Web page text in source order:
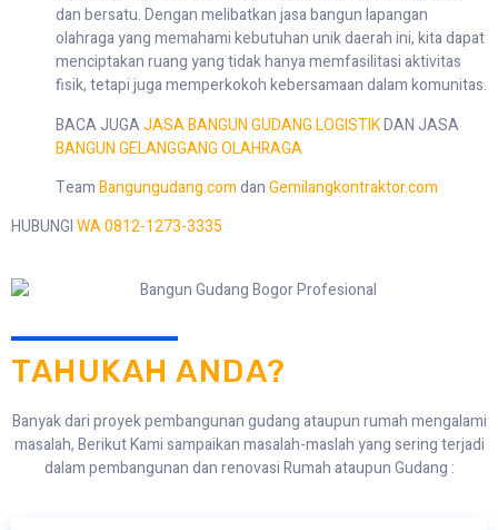
dan bersatu. Dengan melibatkan jasa bangun lapangan
olahraga yang memahami kebutuhan unik daerah ini, kita dapat
menciptakan ruang yang tidak hanya memfasilitasi aktivitas
fisik, tetapi juga memperkokoh kebersamaan dalam komunitas.
BACA JUGAJASA BANGUN GUDANG LOGISTIKDAN JASA
BANGUN GELANGGANG OLAHRAGA
TeamBangungudang.comdanGemilangkontraktor.com
HUBUNGIWA 0812-1273-3335
TAHUKAH ANDA?
Banyak dari proyek pembangunan gudang ataupun rumah mengalami
masalah, Berikut Kami sampaikan masalah-maslah yang sering terjadi
dalam pembangunan dan renovasi Rumah ataupun Gudang :